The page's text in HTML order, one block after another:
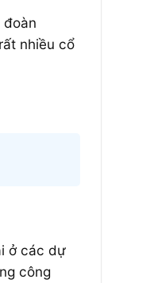
đoàn
nhiều cổ
ở các dự
công